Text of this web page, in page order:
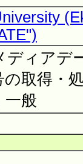
ディアデ
の取得・
一般